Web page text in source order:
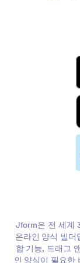
Jform은 전 세계
온라인 양식 빌
합 기능, 드래그
인 양식이 필요한